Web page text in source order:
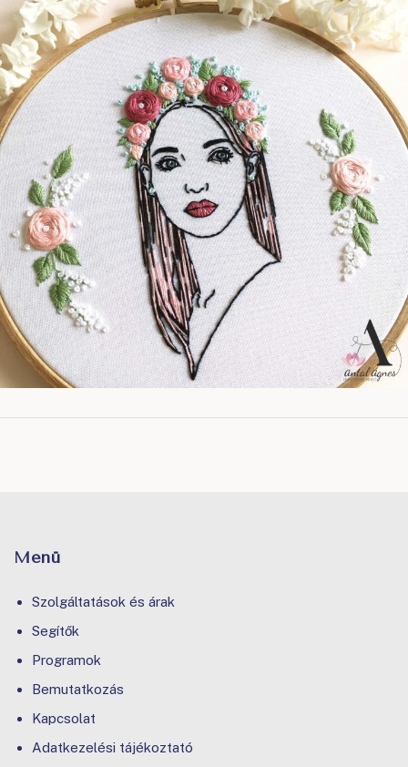
Menü
Szolgáltatások és árak
Segítők
Programok
Bemutatkozás
Kapcsolat
Adatkezelési tájékoztató